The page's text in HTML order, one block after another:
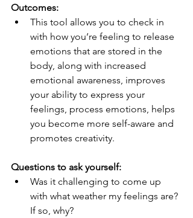
Outcomes:
This tool allows you to check in
with how you’re feeling to release
emotions that are stored in the
body, along with increased
emotional awareness, improves
your ability to express your
feelings, process emotions, helps
you become more self-aware and
promotes creativity.
Questions to ask yourself:
Was it challenging to come up
with what weather my feelings are?
If so, why?